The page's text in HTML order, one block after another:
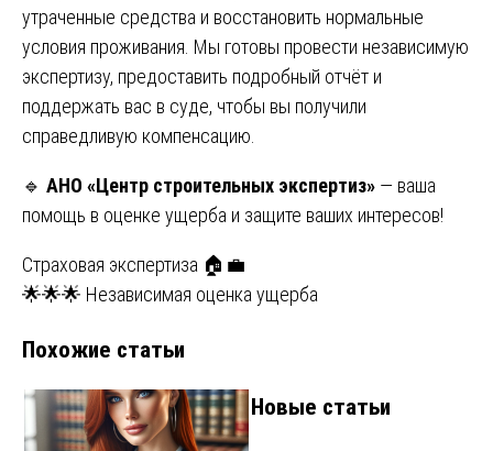
утраченные средства и восстановить нормальные
условия проживания. Мы готовы провести независимую
экспертизу, предоставить подробный отчёт и
поддержать вас в суде, чтобы вы получили
справедливую компенсацию.
🔹 АНО «Центр строительных экспертиз» — ваша
помощь в оценке ущерба и защите ваших интересов!
Навигация
по
записям
Страховая экспертиза 🏠💼
🌟🌟🌟 Независимая оценка ущерба
Похожие статьи
Новые статьи